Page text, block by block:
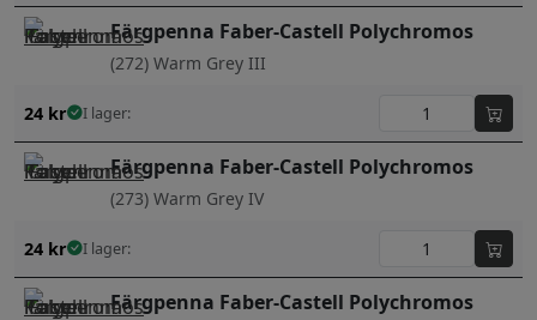
Färgpenna Faber-Castell Polychromos
(272) Warm Grey III
24 kr I lager:
Färgpenna Faber-Castell Polychromos
(273) Warm Grey IV
24 kr I lager:
Färgpenna Faber-Castell Polychromos